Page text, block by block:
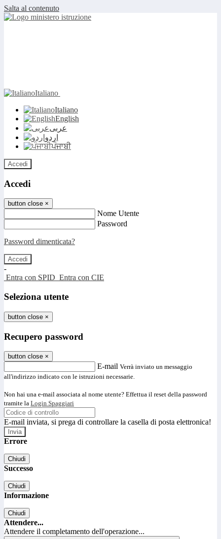
Salta al contenuto
Italiano
Italiano
English
عربى
اردو
ਪੰਜਾਬੀ
Accedi
Accedi
button close ×
Nome Utente
Password
Password dimenticata?
-
Entra con SPID Entra con CIE
Seleziona utente
button close ×
Recupero password
button close ×
E-mail Verrà inviato un messaggio
all'indirizzo indicato con le istruzioni necessarie.
Non hai una e-mail associata al nome utente? Effettua il reset della password
tramite la Login Spaggiari
E-mail inviata, si prega di controllare la casella di posta elettronica!
Errore
Chiudi
Successo
Chiudi
Informazione
Chiudi
Attendere...
Attendere il completamento dell'operazione...